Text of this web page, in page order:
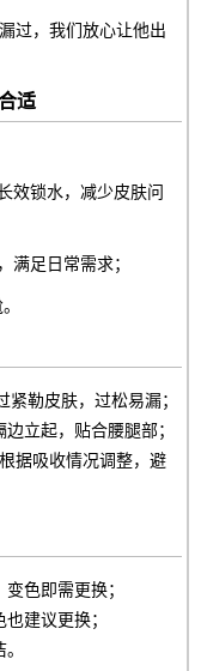
过，我们放心让他出
适
效锁水，减少皮肤问
满足日常需求；
勒皮肤，过松易漏；
立起，贴合腰腿部；
据吸收情况调整，避
色即需更换；
建议更换；